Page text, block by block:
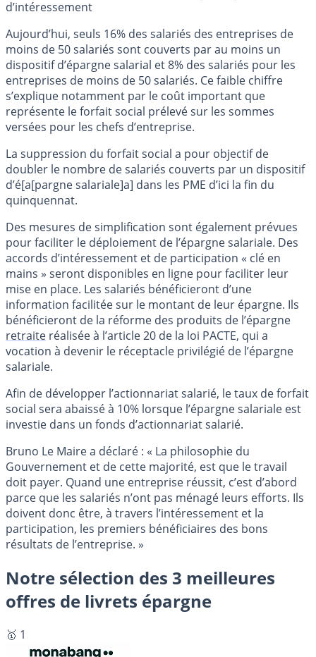
d’intéressement
Aujourd’hui, seuls 16% des salariés des entreprises de
moins de 50 salariés sont couverts par au moins un
dispositif d’épargne salarial et 8% des salariés pour les
entreprises de moins de 50 salariés. Ce faible chiffre
s’explique notamment par le coût important que
représente le forfait social prélevé sur les sommes
versées pour les chefs d’entreprise.
La suppression du forfait social a pour objectif de
doubler le nombre de salariés couverts par un dispositif
d’é[a[pargne salariale]a] dans les PME d’ici la fin du
quinquennat.
Des mesures de simplification sont également prévues
pour faciliter le déploiement de l’épargne salariale. Des
accords d’intéressement et de participation « clé en
mains » seront disponibles en ligne pour faciliter leur
mise en place. Les salariés bénéficieront d’une
information facilitée sur le montant de leur épargne. Ils
bénéficieront de la réforme des produits de l’épargne
retraite réalisée à l’article 20 de la loi PACTE, qui a
vocation à devenir le réceptacle privilégié de l’épargne
salariale.
Afin de développer l’actionnariat salarié, le taux de forfait
social sera abaissé à 10% lorsque l’épargne salariale est
investie dans un fonds d’actionnariat salarié.
Bruno Le Maire a déclaré : « La philosophie du
Gouvernement et de cette majorité, est que le travail
doit payer. Quand une entreprise réussit, c’est d’abord
parce que les salariés n’ont pas ménagé leurs efforts. Ils
doivent donc être, à travers l’intéressement et la
participation, les premiers bénéficiaires des bons
résultats de l’entreprise. »
Notre sélection des 3 meilleures
offres de livrets épargne
🥇 1